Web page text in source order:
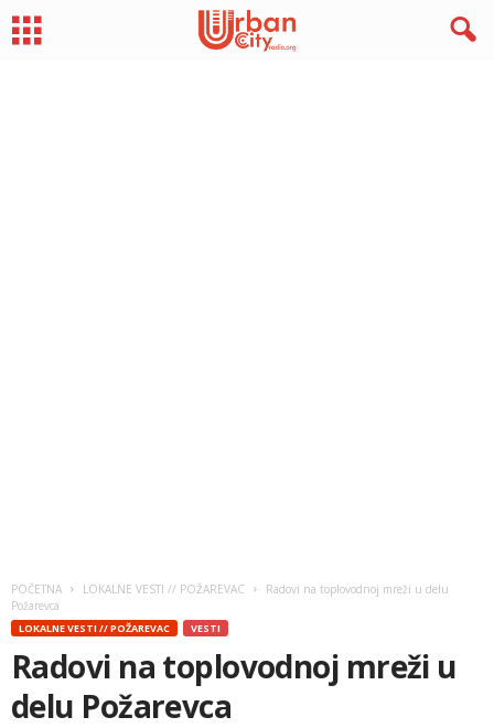
POČETNA LOKALNE VESTI // POŽAREVAC
Radovi na toplovodnoj mreži u delu
Požarevca
LOKALNE VESTI // POŽAREVAC VESTI
Radovi na toplovodnoj mreži u
delu Požarevca